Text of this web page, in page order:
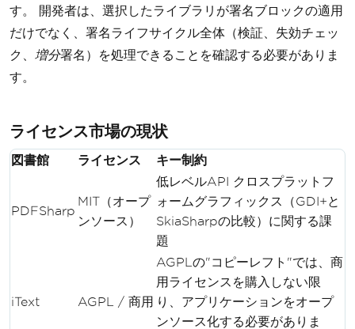
す。 開発者は、選択したライブラリが署名ブロックの適用
だけでなく、署名ライフサイクル全体（検証、失効チェッ
ク、 増分署名）を処理できることを確認する必要がありま
す。
ライセンス市場の現状
図書館 ライセンス キー制約
PDFSharp
MIT（オープ
ンソース）
低レベルAPI クロスプラットフ
ォームグラフィックス（GDI+と
SkiaSharpの比較）に関する課
題
iText AGPL / 商用
AGPLの"コピーレフト"では、商
用ライセンスを購入しない限
り、アプリケーションをオープ
ンソース化する必要がありま